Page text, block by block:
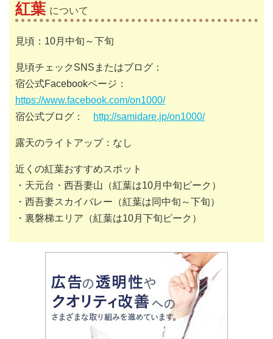
紅葉 について
見頃：10月中旬～下旬
見頃チェックSNSまたはブログ：
宿公式Facebookページ：
https://www.facebook.com/on1000/
宿公式ブログ：
http://samidare.jp/on1000/
露天のライトアップ：なし
近くの紅葉おすすめスポット
・天元台・西吾妻山（紅葉は10月中旬ピーク）
・西吾妻スカイバレー（紅葉は同中旬～下旬）
・裏磐梯エリア（紅葉は10月下旬ピーク）